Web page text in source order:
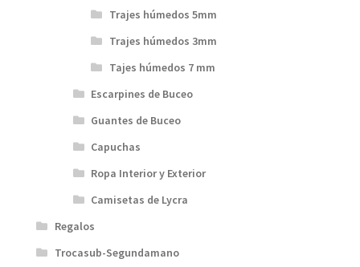
Trajes húmedos 5mm
Trajes húmedos 3mm
Tajes húmedos 7 mm
Escarpines de Buceo
Guantes de Buceo
Capuchas
Ropa Interior y Exterior
Camisetas de Lycra
Regalos
Trocasub-Segundamano